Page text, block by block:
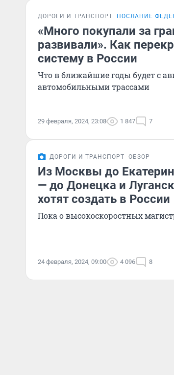
ДОРОГИ И ТРАНСПОРТ ПОСЛАНИЕ
«Много покупали за
развивали». Как
систему в России
Что в ближайшие годы будет с
автомобильными трассами
29 февраля, 2024, 23:08 1 847 7
ДОРОГИ И ТРАНСПОРТ ОБЗОР
Из Москвы до
— до Донецка и
хотят создать в России
Пока о высокоскоростных
24 февраля, 2024, 09:00 4 096 8